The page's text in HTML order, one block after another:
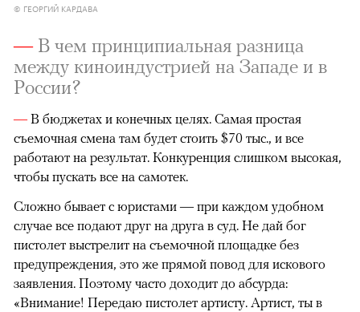
© ГЕОРГИЙ КАРДАВА
—В чем принципиальная разница
между киноиндустрией на Западе и в
России?
— В бюджетах и конечных целях. Самая простая
съемочная смена там будет стоить $70 тыс., и все
работают на результат. Конкуренция слишком высокая,
чтобы пускать все на самотек.
Сложно бывает с юристами — при каждом удобном
случае все подают друг на друга в суд. Не дай бог
пистолет выстрелит на съемочной площадке без
предупреждения, это же прямой повод для искового
заявления. Поэтому часто доходит до абсурда:
«Внимание! Передаю пистолет артисту. Артист, ты в